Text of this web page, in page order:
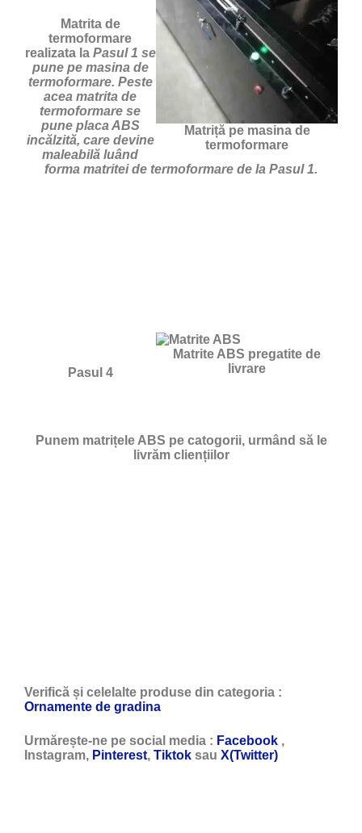
Matriță pe masina de
termoformare
Matrita de
termoformare
realizata la Pasul 1 se
pune pe masina de
termoformare. Peste
acea matrita de
termoformare se
pune placa ABS
incălzită, care devine
maleabilă luând
forma matritei de termoformare de la Pasul 1.
Matrite ABS pregatite de
livrare
Pasul 4
Punem matrițele ABS pe catogorii, urmând să le
livrăm cliențiilor
Verifică și celelalte produse din categoria :
Ornamente de gradina
Urmărește-ne pe social media : Facebook ,
Instagram, Pinterest, Tiktok sau X(Twitter)